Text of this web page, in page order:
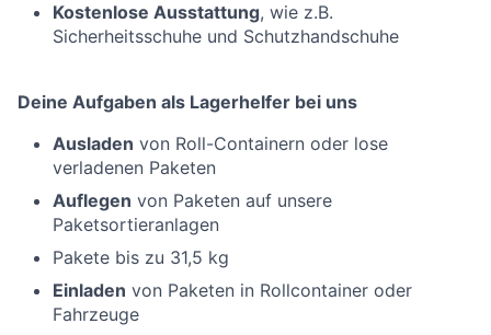
Kostenlose Ausstattung, wie z.B.
Sicherheitsschuhe und Schutzhandschuhe
Deine Aufgaben als Lagerhelfer bei uns
Ausladen von Roll-Containern oder lose
verladenen Paketen
Auflegen von Paketen auf unsere
Paketsortieranlagen
Pakete bis zu 31,5 kg
Einladen von Paketen in Rollcontainer oder
Fahrzeuge